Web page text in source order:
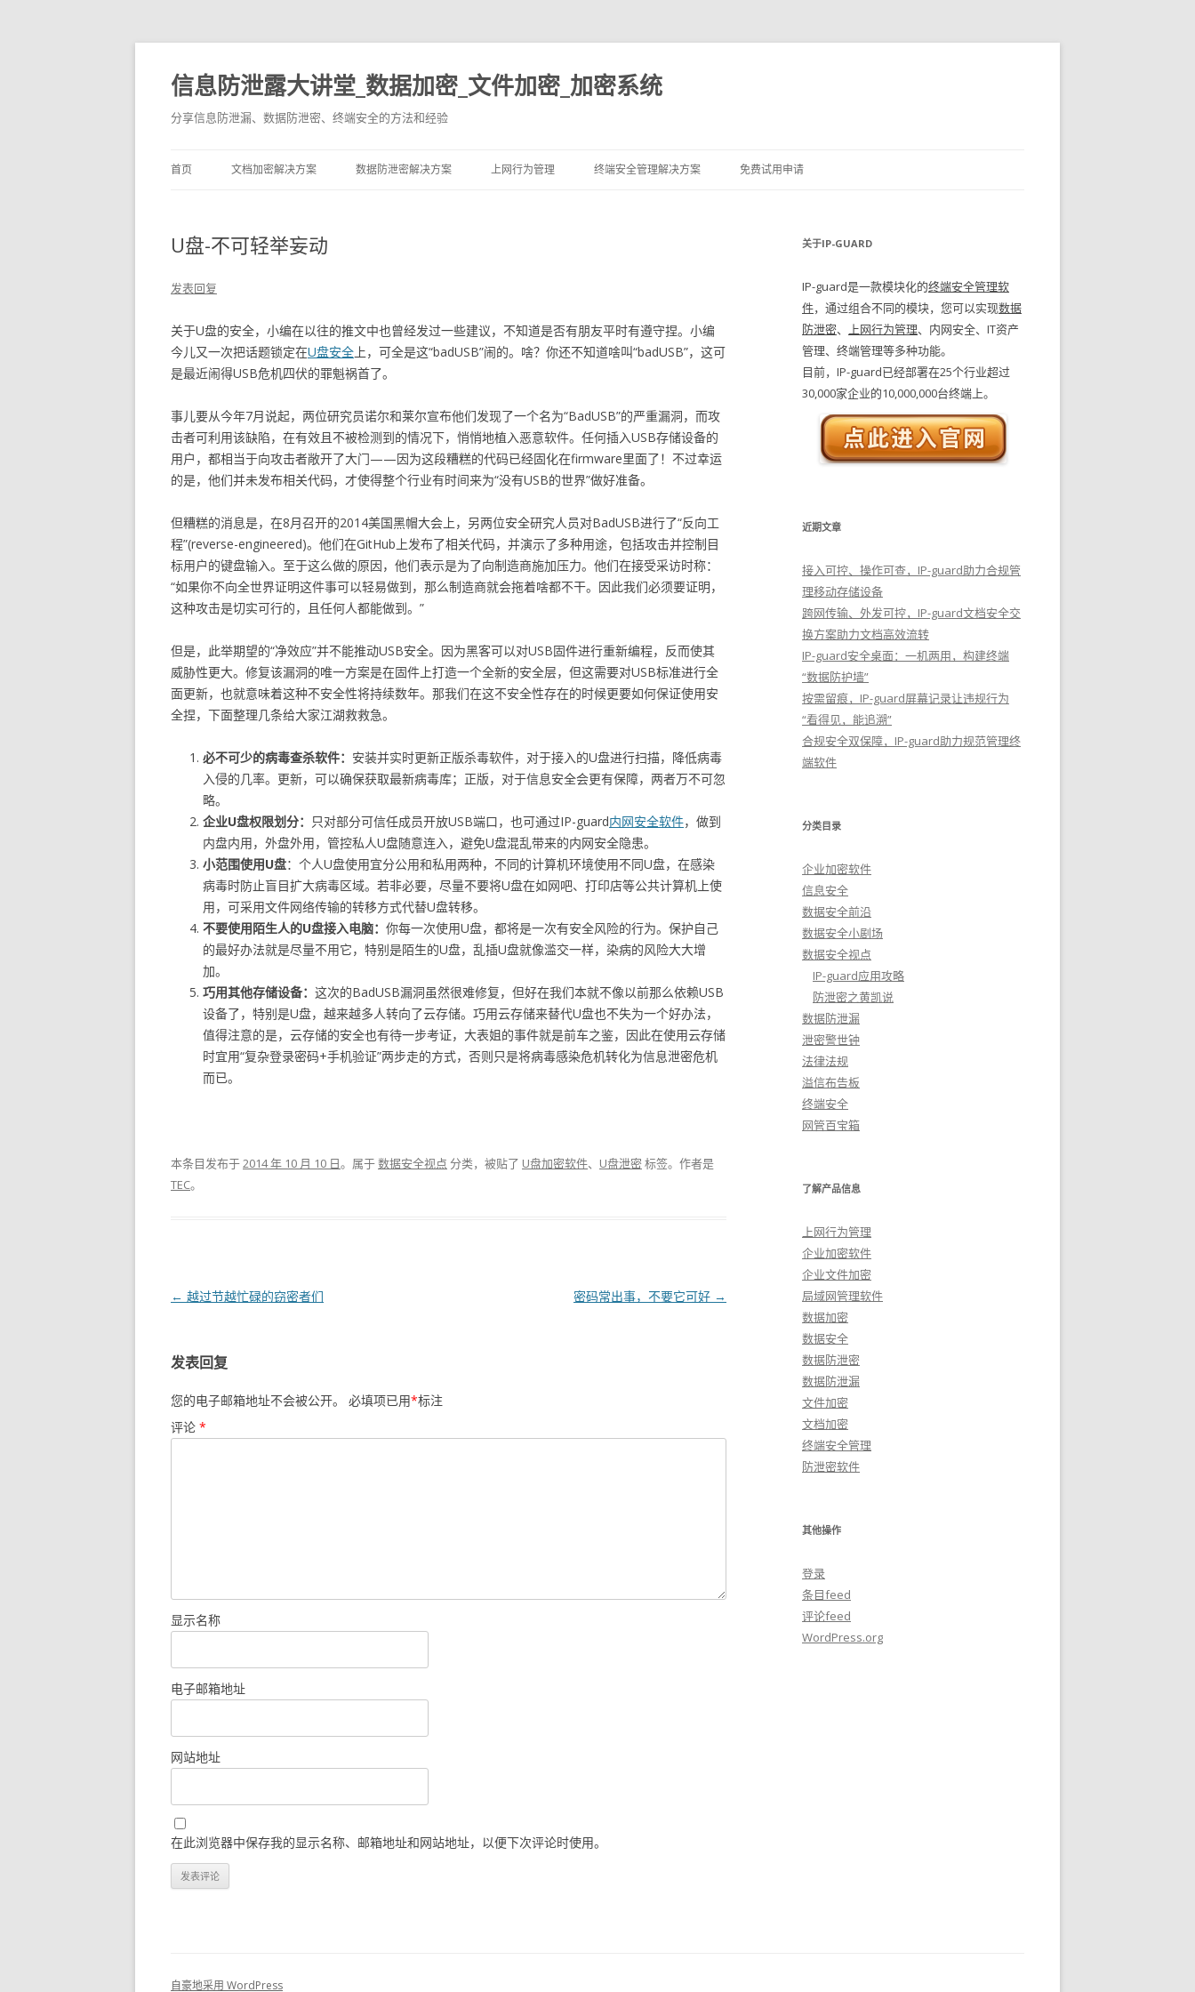
信息防泄露大讲堂_数据加密_文件加密_加密系统
分享信息防泄漏、数据防泄密、终端安全的方法和经验
首页 文档加密解决方案 数据防泄密解决方案 上网行为管理 终端安全管理解决方案 免费试用申请
U盘-不可轻举妄动
发表回复
关于U盘的安全，小编在以往的推文中也曾经发过一些建议，不知道是否有朋友平时有遵守捏。小编
今儿又一次把话题锁定在U盘安全 上，可全是这“badUSB”闹的。啥？你还不知道啥叫“badUSB”，这可
是最近闹得USB危机四伏的罪魁祸首了。
事儿要从今年7月说起，两位研究员诺尔和莱尔宣布他们发现了一个名为“BadUSB”的严重漏洞，而攻
击者可利用该缺陷，在有效且不被检测到的情况下，悄悄地植入恶意软件。任何插入USB存储设备的
用户，都相当于向攻击者敞开了大门——因为这段糟糕的代码已经固化在firmware里面了！不过幸运
的是，他们并未发布相关代码，才使得整个行业有时间来为“没有USB的世界”做好准备。
但糟糕的消息是，在8月召开的2014美国黑帽大会上，另两位安全研究人员对BadUSB进行了“反向工
程”(reverse-engineered)。他们在GitHub上发布了相关代码，并演示了多种用途，包括攻击并控制目
标用户的键盘输入。至于这么做的原因，他们表示是为了向制造商施加压力。他们在接受采访时称：
“如果你不向全世界证明这件事可以轻易做到，那么制造商就会拖着啥都不干。因此我们必须要证明，
这种攻击是切实可行的，且任何人都能做到。”
但是，此举期望的“净效应”并不能推动USB安全。因为黑客可以对USB固件进行重新编程，反而使其
威胁性更大。修复该漏洞的唯一方案是在固件上打造一个全新的安全层，但这需要对USB标准进行全
面更新，也就意味着这种不安全性将持续数年。那我们在这不安全性存在的时候更要如何保证使用安
全捏，下面整理几条给大家江湖救救急。
必不可少的病毒查杀软件： 安装并实时更新正版杀毒软件，对于接入的U盘进行扫描，降低病毒
入侵的几率。更新，可以确保获取最新病毒库；正版，对于信息安全会更有保障，两者万不可忽
略。
企业U盘权限划分： 只对部分可信任成员开放USB端口，也可通过IP-guard内网安全软件，做到
内盘内用，外盘外用，管控私人U盘随意连入，避免U盘混乱带来的内网安全隐患。
小范围使用U盘：个人U盘使用宜分公用和私用两种，不同的计算机环境使用不同U盘，在感染
病毒时防止盲目扩大病毒区域。若非必要，尽量不要将U盘在如网吧、打印店等公共计算机上使
用，可采用文件网络传输的转移方式代替U盘转移。
不要使用陌生人的U盘接入电脑： 你每一次使用U盘，都将是一次有安全风险的行为。保护自己
的最好办法就是尽量不用它，特别是陌生的U盘，乱插U盘就像滥交一样，染病的风险大大增
加。
巧用其他存储设备： 这次的BadUSB漏洞虽然很难修复，但好在我们本就不像以前那么依赖USB
设备了，特别是U盘，越来越多人转向了云存储。巧用云存储来替代U盘也不失为一个好办法，
值得注意的是，云存储的安全也有待一步考证，大表姐的事件就是前车之鉴，因此在使用云存储
时宜用“复杂登录密码+手机验证”两步走的方式，否则只是将病毒感染危机转化为信息泄密危机
而已。
本条目发布于2014 年 10 月 10 日。属于数据安全视点 分类，被贴了 U盘加密软件、 U盘泄密标签。 作者是
TEC。
文章导航
← 越过节越忙碌的窃密者们 密码常出事，不要它可好 →
发表回复
您的电子邮箱地址不会被公开。 必填项已用*标注
评论 *
显示名称
电子邮箱地址
网站地址
在此浏览器中保存我的显示名称、邮箱地址和网站地址，以便下次评论时使用。
关于IP-GUARD
IP-guard是一款模块化的终端安全管理软
件，通过组合不同的模块，您可以实现数据
防泄密、 上网行为管理、内网安全、IT资产
管理、终端管理等多种功能。
目前，IP-guard已经部署在25个行业超过
30,000家企业的10,000,000台终端上。
近期文章
接入可控、操作可查，IP-guard助力合规管
理移动存储设备
跨网传输、外发可控，IP-guard文档安全交
换方案助力文档高效流转
IP-guard安全桌面：一机两用，构建终端
“数据防护墙”
按需留痕，IP-guard屏幕记录让违规行为
“看得见，能追溯”
合规安全双保障，IP-guard助力规范管理终
端软件
分类目录
企业加密软件
信息安全
数据安全前沿
数据安全小剧场
数据安全视点
IP-guard应用攻略
防泄密之黄凯说
数据防泄漏
泄密警世钟
法律法规
溢信布告板
终端安全
网管百宝箱
了解产品信息
上网行为管理
企业加密软件
企业文件加密
局域网管理软件
数据加密
数据安全
数据防泄密
数据防泄漏
文件加密
文档加密
终端安全管理
防泄密软件
其他操作
登录
条目feed
评论feed
WordPress.org
自豪地采用 WordPress